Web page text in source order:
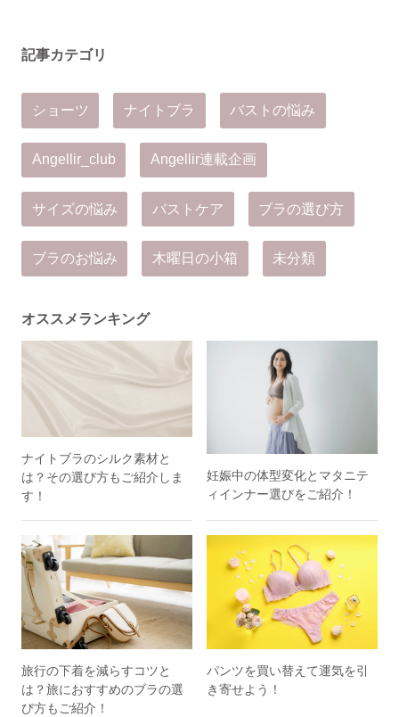
記事カテゴリ
ショーツ ナイトブラ バストの悩み
Angellir_club Angellir連載企画
サイズの悩み バストケア ブラの選び方
ブラのお悩み 木曜日の小箱 未分類
オススメランキング
ナイトブラのシルク素材と
は？その選び方もご紹介しま
す！
妊娠中の体型変化とマタニテ
ィインナー選びをご紹介！
旅行の下着を減らすコツと
は？旅におすすめのブラの選
び方もご紹介！
パンツを買い替えて運気を引
き寄せよう！